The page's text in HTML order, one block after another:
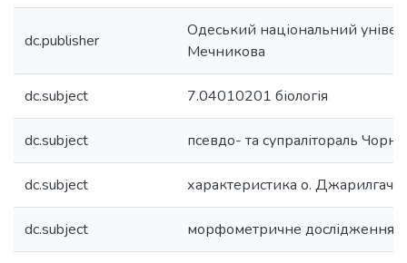
dc.publisher
Одеський національний
Мечникова
dc.subject 7.04010201 біологія
dc.subject псевдо- та супралітораль
dc.subject характеристика о. Джарилгач
dc.subject морфометричне дослідження